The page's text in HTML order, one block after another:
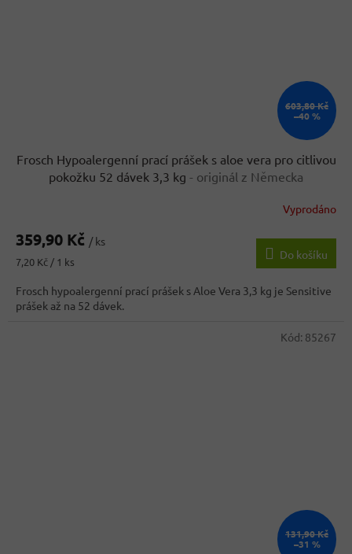
603,80 Kč
–40 %
Frosch Hypoalergenní prací prášek s aloe vera pro citlivou
pokožku 52 dávek 3,3 kg - originál z Německa
Vyprodáno
359,90 Kč / ks
Měrná
7,20 Kč / 1 ks
Do košíku
Frosch hypoalergenní prací prášek s Aloe Vera 3,3 kg je Sensitive
prášek až na 52 dávek.
131,90 Kč
–31 %
Kód: 85267